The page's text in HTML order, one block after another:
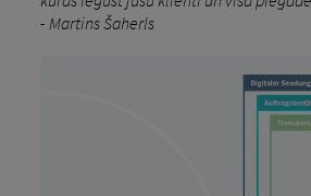
- Martins Šaherls